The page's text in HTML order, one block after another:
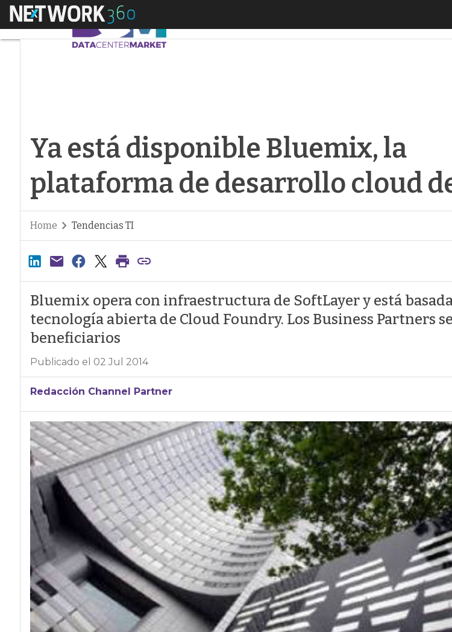
Menú
Ya está disponible Bluemix, la
plataforma de desarrollo cloud
Home Tendencias TI
Bluemix opera con infraestructura de SoftLayer y está
tecnología abierta de Cloud Foundry. Los Business Partners
beneficiarios
Publicado el 02 Jul 2014
Redacción Channel Partner